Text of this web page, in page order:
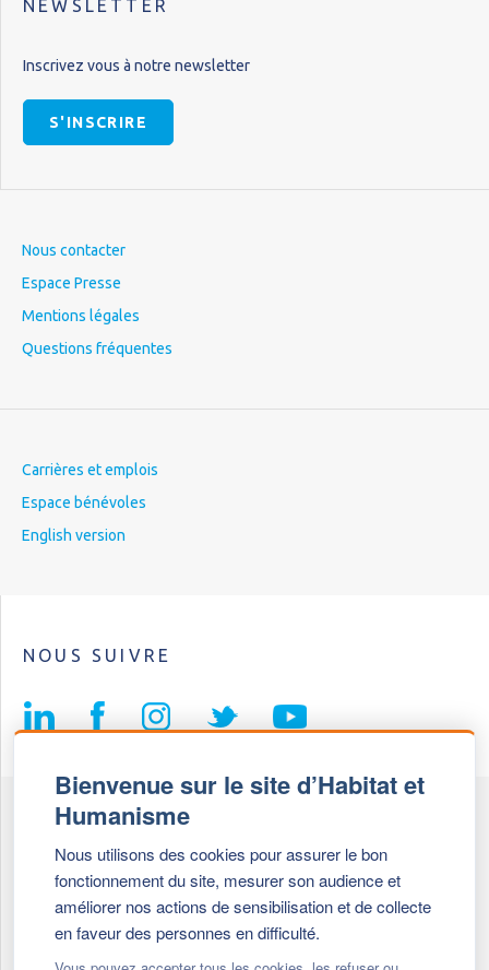
Bienvenue sur le site d’Habitat et
Humanisme
Nous utilisons des cookies pour assurer le bon
fonctionnement du site, mesurer son audience et
améliorer nos actions de sensibilisation et de collecte
en faveur des personnes en difficulté.
NEWSLETTER
Inscrivez vous à notre newsletter
S'INSCRIRE
Nous contacter
Espace Presse
Mentions légales
Questions fréquentes
Carrières et emplois
Espace bénévoles
English version
NOUS SUIVRE
69647 Caluire et Cuire cedex
+ 33 (0)4 72 27 42 58